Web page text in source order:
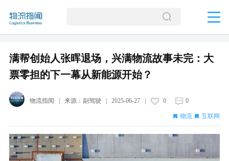
满帮创始人张晖退场，兴满物流故事未完：大
票零担的下一幕从新能源开始？
物流指闻 | 来源： 副驾驶 2025-06-27| 0 0
物流 互联网